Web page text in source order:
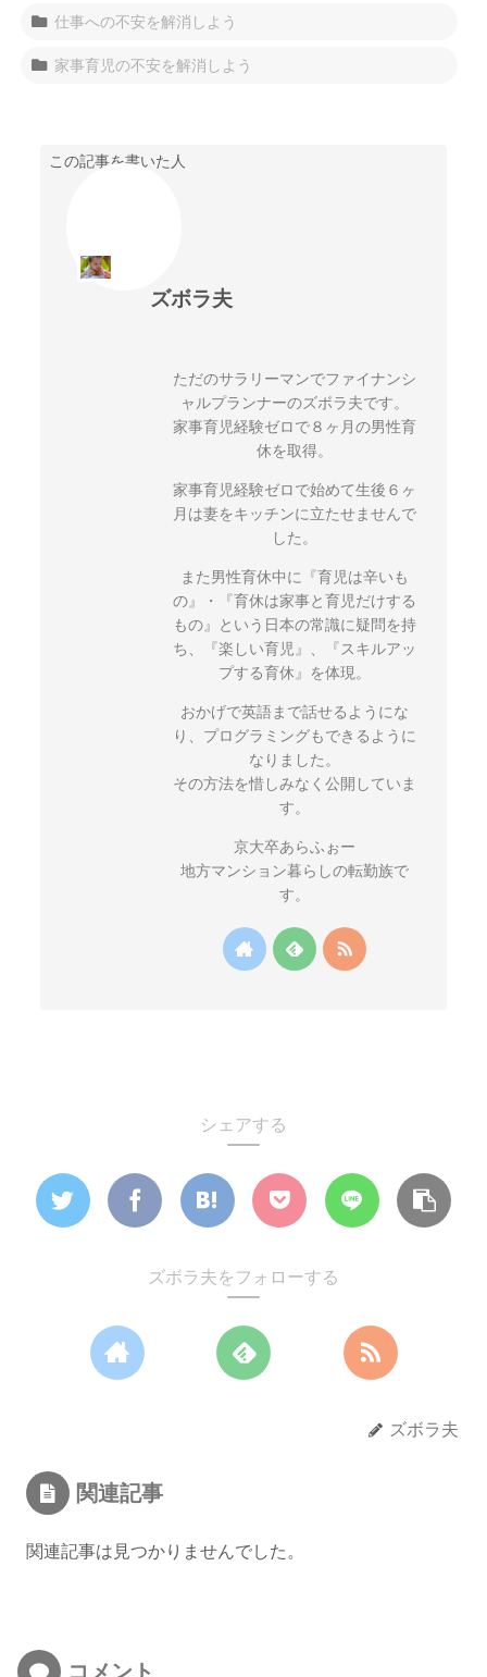
仕事への不安を解消しよう
家事育児の不安を解消しよう
この記事を書いた人
ズボラ夫
ただのサラリーマンでファイナンシ
ャルプランナーのズボラ夫です。
家事育児経験ゼロで８ヶ月の男性育
休を取得。
家事育児経験ゼロで始めて生後６ヶ
月は妻をキッチンに立たせませんで
した。
また男性育休中に『育児は辛いも
の』・『育休は家事と育児だけする
もの』という日本の常識に疑問を持
ち、『楽しい育児』、『スキルアッ
プする育休』を体現。
おかげで英語まで話せるようにな
り、プログラミングもできるように
なりました。
その方法を惜しみなく公開していま
す。
京大卒あらふぉー
地方マンション暮らしの転勤族で
す。
シェアする
ズボラ夫をフォローする
ズボラ夫
関連記事
関連記事は見つかりませんでした。
コメント